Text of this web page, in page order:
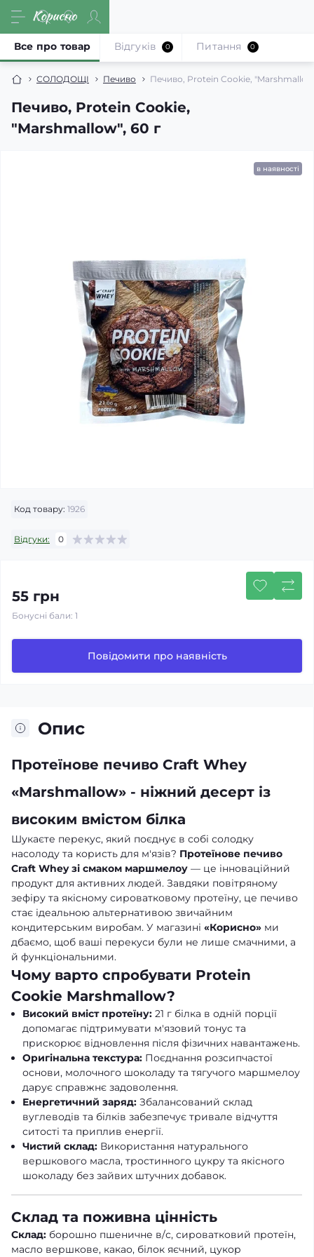
СОЛОДОЩІ Печиво Печиво, Protein Cookie,
Печиво, Protein Cookie,
"Marshmallow", 60 г
Все про товар Відгуків 0 Питання 0
в наявності
Код товару: 1926
Відгуки: 0
55 грн
Бонусні бали: 1
Повідомити про наявність
Опис
Протеїнове печиво Craft Whey
«Marshmallow» - ніжний десерт із
високим вмістом білка
Шукаєте перекус, який поєднує в собі солодку
насолоду та користь для м'язів? Протеїнове печиво
Craft Whey зі смаком маршмелоу — це інноваційний
продукт для активних людей. Завдяки повітряному
зефіру та якісному сироватковому протеїну, це печиво
стає ідеальною альтернативою звичайним
кондитерським виробам. У магазині «Корисно» ми
дбаємо, щоб ваші перекуси були не лише смачними, а
й функціональними.
Чому варто спробувати Protein
Cookie Marshmallow?
Високий вміст протеїну: 21 г білка в одній порції
допомагає підтримувати м'язовий тонус та
прискорює відновлення після фізичних навантажень.
Оригінальна текстура: Поєднання розсипчастої
основи, молочного шоколаду та тягучого маршмелоу
дарує справжнє задоволення.
Енергетичний заряд: Збалансований склад
вуглеводів та білків забезпечує тривале відчуття
ситості та приплив енергії.
Чистий склад: Використання натурального
вершкового масла, тростинного цукру та якісного
шоколаду без зайвих штучних добавок.
Склад та поживна цінність
Склад: борошно пшеничне в/с, сироватковий протеїн,
масло вершкове, какао, білок яєчний, цукор